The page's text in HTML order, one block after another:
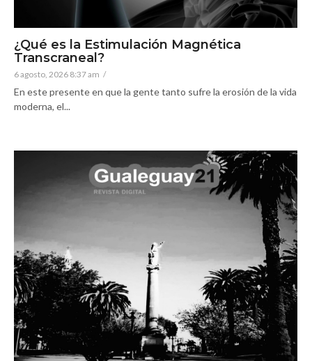
¿Qué es la Estimulación Magnética
Transcraneal?
6 agosto, 2026 8:37 am /
En este presente en que la gente tanto sufre la erosión de la vida
moderna, el...